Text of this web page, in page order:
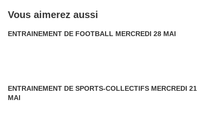
Vous aimerez aussi
ENTRAINEMENT DE FOOTBALL MERCREDI 28 MAI
ENTRAINEMENT DE SPORTS-COLLECTIFS MERCREDI 21
MAI